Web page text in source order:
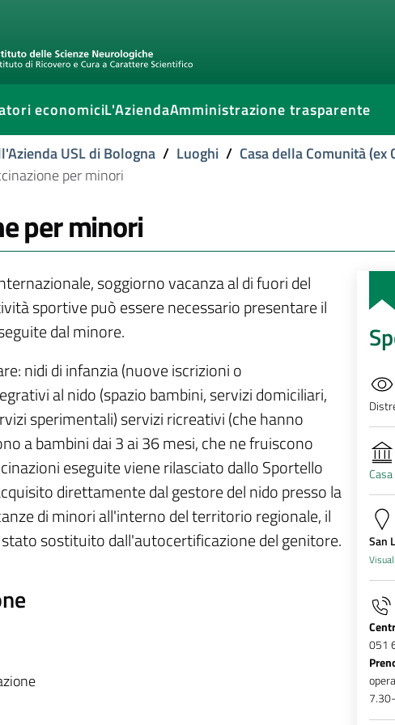
economiciL'AziendaAmministrazione trasparente
USL di Bologna / Luoghi / Casa della Comunità (ex
per minori
per minori
soggiorno vacanza al di fuori del
sportive può essere necessario presentare il
dal minore.
nidi di infanzia (nuove iscrizioni o
al nido (spazio bambini, servizi domiciliari,
sperimentali) servizi ricreativi (che hanno
a bambini dai 3 ai 36 mesi, che ne fruiscono
eseguite viene rilasciato dallo Sportello
direttamente dal gestore del nido presso la
di minori all'interno del territorio regionale, il
sostituito dall'autocertificazione del genitore.
San
051